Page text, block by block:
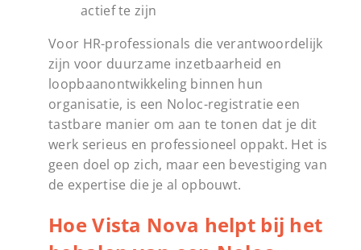
actief te zijn
Voor HR-professionals die verantwoordelijk
zijn voor duurzame inzetbaarheid en
loopbaanontwikkeling binnen hun
organisatie, is een Noloc-registratie een
tastbare manier om aan te tonen dat je dit
werk serieus en professioneel oppakt. Het is
geen doel op zich, maar een bevestiging van
de expertise die je al opbouwt.
Hoe Vista Nova helpt bij het